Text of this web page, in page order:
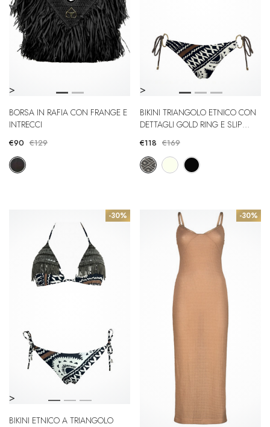
>
BORSA IN RAFIA CON FRANGE E
INTRECCI
€90 €129
>
BIKINI TRIANGOLO ETNICO CON
DETTAGLI GOLD RING E SLIP
€118 €169
-30%
>
BIKINI ETNICO A TRIANGOLO
-30%